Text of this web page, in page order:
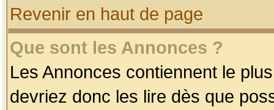
Revenir en haut de page
Que sont les Annonces ?
Les Annonces contiennent le
devriez donc les lire dès que